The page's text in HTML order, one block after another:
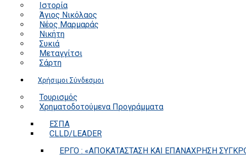
Ιστορία
Άγιος Νικόλαος
Νέος Μαρμαράς
Νικήτη
Συκιά
Μεταγγίτσι
Σάρτη
Χρήσιμοι Σύνδεσμοι
Τουρισμός
Χρηματοδοτούμενα Προγράμματα
ΕΣΠΑ
CLLD/LEADER
ΕΡΓΟ : «ΑΠΟΚΑΤΑΣΤΑΣΗ ΚΑΙ ΕΠΑΝΑΧΡΗΣΗ